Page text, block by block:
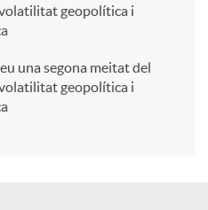
geopolítica i
una segona meitat del
geopolítica i